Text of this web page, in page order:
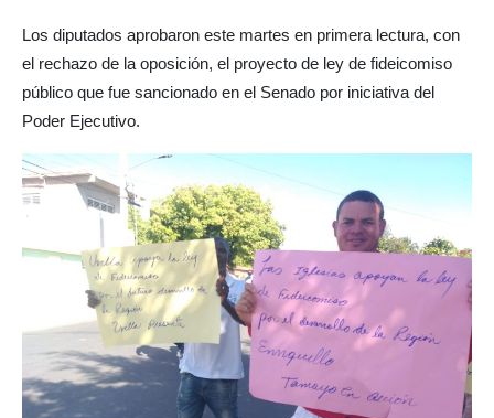
Los diputados aprobaron este martes en primera lectura, con
el rechazo de la oposición, el proyecto de ley de fideicomiso
público que fue sancionado en el Senado por iniciativa del
Poder Ejecutivo.